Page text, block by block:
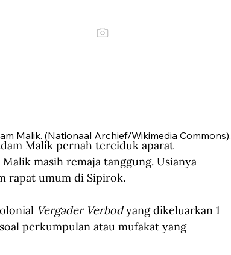
Malik. (Nationaal Archief/Wikimedia Commons).
Malik pernah terciduk aparat
masih remaja tanggung. Usianya
rapat umum di Sipirok.
Vergader Verbod yang dikeluarkan 1
perkumpulan atau mufakat yang